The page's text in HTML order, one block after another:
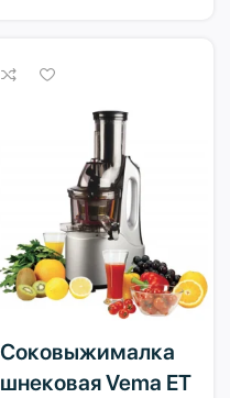
Соковыжималка
шнековая Vema ET